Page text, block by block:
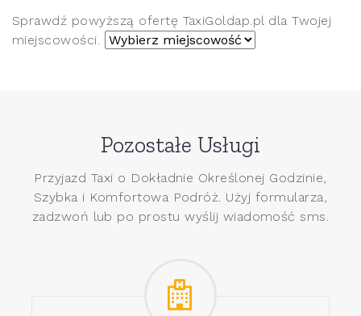
Sprawdź powyższą ofertę TaxiGoldap.pl dla Twojej
miejscowości.
Pozostałe Usługi
Przyjazd Taxi o Dokładnie Określonej Godzinie,
Szybka i Komfortowa Podróż. Użyj formularza,
zadzwoń lub po prostu wyślij wiadomość sms.